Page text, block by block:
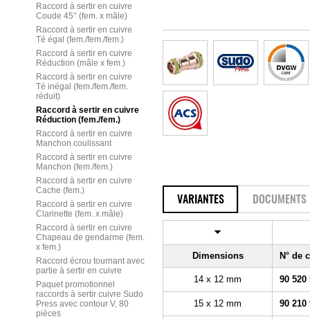
Raccord à sertir en cuivre
Coude 45° (fem. x mâle)
Raccord à sertir en cuivre
Té égal (fem./fem./fem.)
Raccord à sertir en cuivre
Réduction (mâle x fem.)
Raccord à sertir en cuivre
Té inégal (fem./fem./fem.
réduit)
Raccord à sertir en cuivre
Réduction (fem./fem.)
Raccord à sertir en cuivre
Manchon coulissant
Raccord à sertir en cuivre
Manchon (fem./fem.)
Raccord à sertir en cuivre
Cache (fem.)
Raccord à sertir en cuivre
Clarinette (fem. x mâle)
Raccord à sertir en cuivre
Chapeau de gendarme (fem.
x fem.)
Raccord écrou tournant avec
partie à sertir en cuivre
Paquet promotionnel
raccords à sertir cuivre Sudo
Press avec contour V, 80
pièces
VARIANTES DOCUMENTS
Dimensions N° de
14 x 12 mm 90 520
15 x 12 mm 90 210